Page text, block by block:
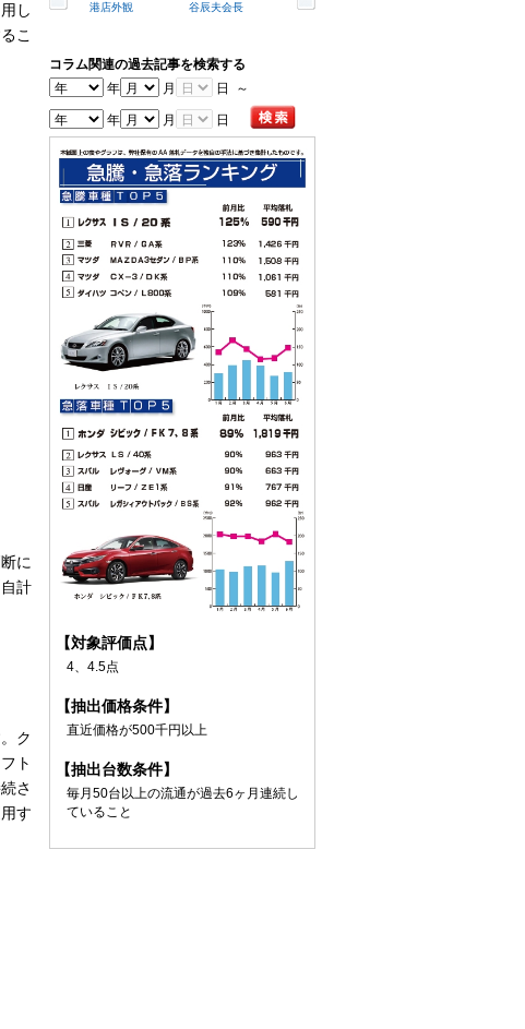
し
こ
に
計
ク
ト
さ
す
港店外観
谷辰夫会長
会場
コラム関連の過去記事を検索する
年
月 日 ～
年 月 日
【対象評価点】
4、4.5点
【抽出価格条件】
直近価格が500千円以上
【抽出台数条件】
毎月50台以上の流通が過去6ヶ月連続し
ていること